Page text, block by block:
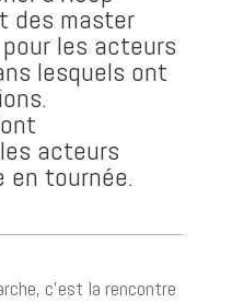
des master
les acteurs
lesquels ont
acteurs
en tournée.
c’est la rencontre